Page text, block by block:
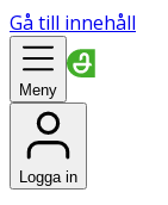
Gå till innehåll
Meny
Logga in